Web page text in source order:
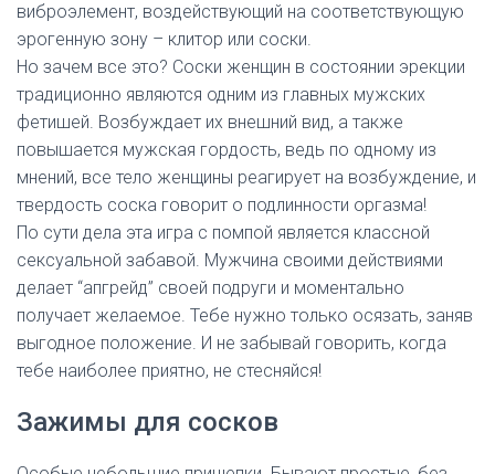
виброэлемент, воздействующий на соответствующую
эрогенную зону – клитор или соски.
Но зачем все это? Соски женщин в состоянии эрекции
традиционно являются одним из главных мужских
фетишей. Возбуждает их внешний вид, а также
повышается мужская гордость, ведь по одному из
мнений, все тело женщины реагирует на возбуждение, и
твердость соска говорит о подлинности оргазма!
По сути дела эта игра с помпой является классной
сексуальной забавой. Мужчина своими действиями
делает “апгрейд” своей подруги и моментально
получает желаемое. Тебе нужно только осязать, заняв
выгодное положение. И не забывай говорить, когда
тебе наиболее приятно, не стесняйся!
Зажимы для сосков